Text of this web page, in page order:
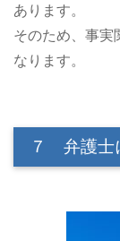
あります。
そのため、事実
なります。
７ 弁護士